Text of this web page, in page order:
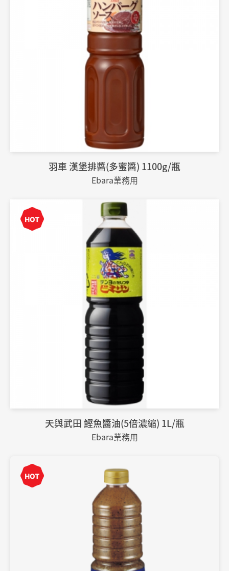
羽車 漢堡排醬(多蜜醬) 1100g/瓶
Ebara業務用
天與武田 鰹魚醬油(5倍濃縮) 1L/瓶
Ebara業務用